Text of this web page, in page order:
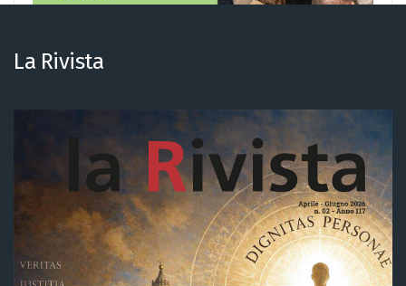
JAN.
QUELLE: FIAMMETTA BENETTON
EVENTS INNOVATION
Zweite Ausgabe des Italia Tech
Forum
LESEN SIE WEITER
La Rivista